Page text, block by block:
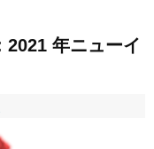
年ニューイ